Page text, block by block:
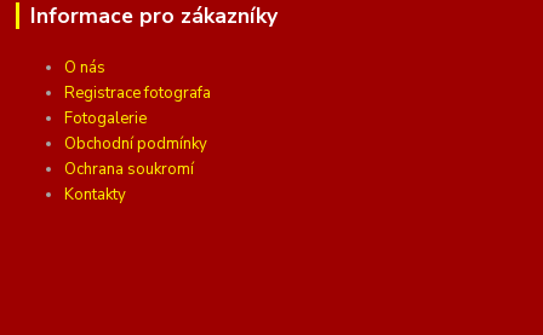
Informace pro zákazníky
O nás
Registrace fotografa
Fotogalerie
Obchodní podmínky
Ochrana soukromí
Kontakty